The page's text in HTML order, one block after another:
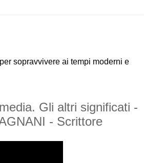
sopravvivere ai tempi moderni e
Gli altri significati -
- Scrittore